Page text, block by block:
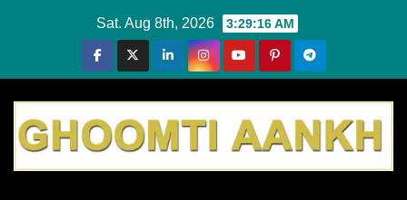
Sat. Aug 8th, 2026 3:29:17 AM